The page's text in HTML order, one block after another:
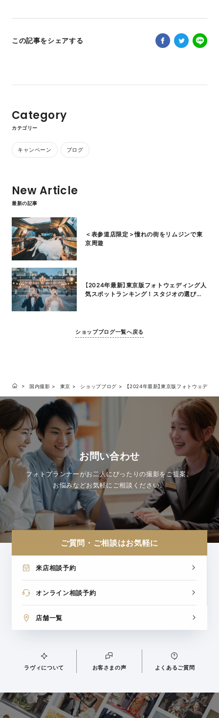
この記事をシェアする
Category
カテゴリー
キャンペーン ブログ
New Article
最新の記事
＜表参道店限定＞憧れの街をリムジンで東
京周遊
【2024年最新】東京版フォトウェディング人
気スポットランキング！スタジオの選び方
ショップブログ一覧へ戻る
国内撮影 東京 ショップブログ 【2024年最新】東京版フォトウェディ
お問い合わせ
フォトプランナーがお二人にぴったりの撮影をご提案。
お悩みなどお気軽にご相談ください。
ご質問・ご相談はお気軽に
来店相談予約
オンライン相談予約
店舗一覧
ラヴィについて お客さまの声 よくあるご質問